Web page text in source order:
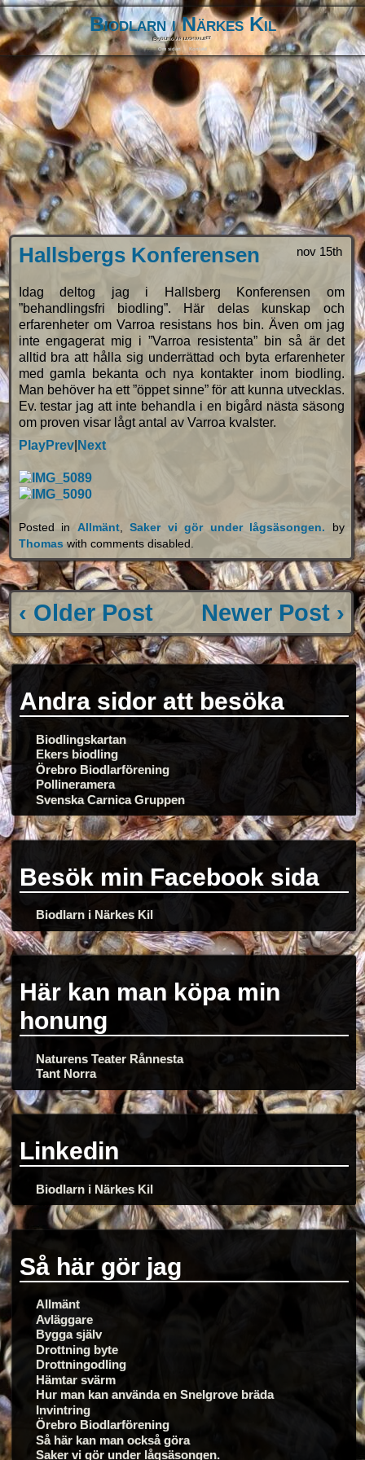
Biodlarn i Närkes Kil
Biodling är livskvalitet
Om sidan Kontakt
nov 15th
Hallsbergs Konferensen
Idag deltog jag i Hallsberg Konferensen om
”behandlingsfri biodling”. Här delas kunskap och
erfarenheter om Varroa resistans hos bin. Även om jag
inte engagerat mig i ”Varroa resistenta” bin så är det
alltid bra att hålla sig underrättad och byta erfarenheter
med gamla bekanta och nya kontakter inom biodling.
Man behöver ha ett ”öppet sinne” för att kunna utvecklas.
Ev. testar jag att inte behandla i en bigård nästa säsong
om proven visar lågt antal av Varroa kvalster.
PlayPrev| Next
Posted in Allmänt,Saker vi gör under lågsäsongen. by
Thomaswith comments disabled
‹ Older Post Newer Post ›
Andra sidor att besöka
Biodlingskartan
Ekers biodling
Örebro Biodlarförening
Pollineramera
Svenska Carnica Gruppen
Besök min Facebook sida
Biodlarn i Närkes Kil
Här kan man köpa min
honung
Naturens Teater Rånnesta
Tant Norra
Linkedin
Biodlarn i Närkes Kil
Så här gör jag
Allmänt
Avläggare
Bygga själv
Drottning byte
Drottningodling
Hämtar svärm
Hur man kan använda en Snelgrove bräda
Invintring
Örebro Biodlarförening
Så här kan man också göra
Saker vi gör under lågsäsongen.